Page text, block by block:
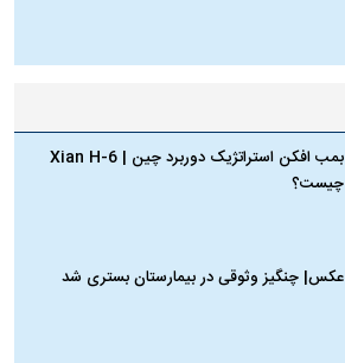
بمب افکن استراتژیک دوربرد چین | Xian H-6
چیست؟
عکس| چنگیز وثوقی در بیمارستان بستری شد